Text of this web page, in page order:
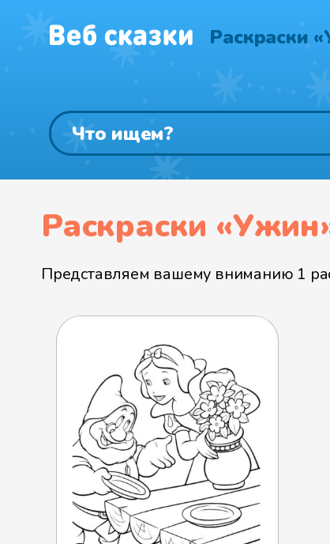
Раскраски
Раскраски
Представляем вашему вниманию 1